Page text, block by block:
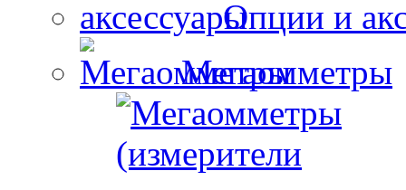
Опции и
Мегаомметры